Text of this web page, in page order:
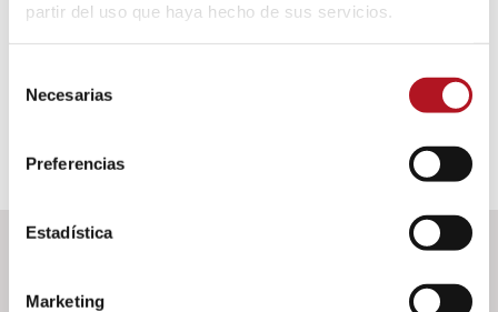
partir del uso que haya hecho de sus servicios.
Necesarias
Preferencias
Estadística
Marketing
DATOS DE IDENTIFICACIÓN
DOWNLOAD